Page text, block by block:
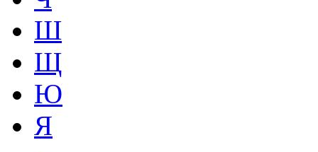
Ш
Щ
Ю
Я